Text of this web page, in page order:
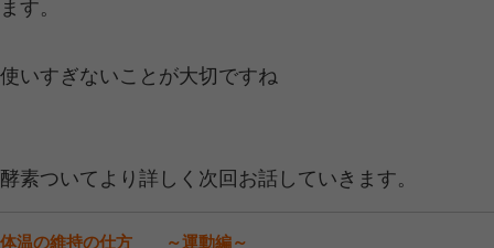
物に例えるとどの程度の量
取り入れる事が適切なのでしょうか？
タンパク質でいえば動物性と植物性